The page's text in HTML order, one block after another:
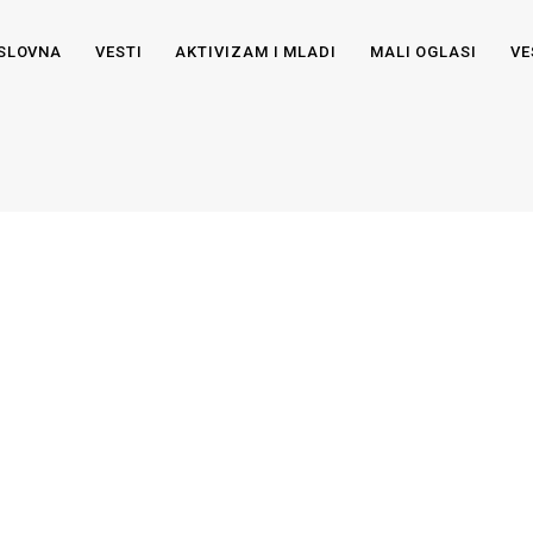
VESTI AKTIVIZAM I MLADI MALI OGLASI